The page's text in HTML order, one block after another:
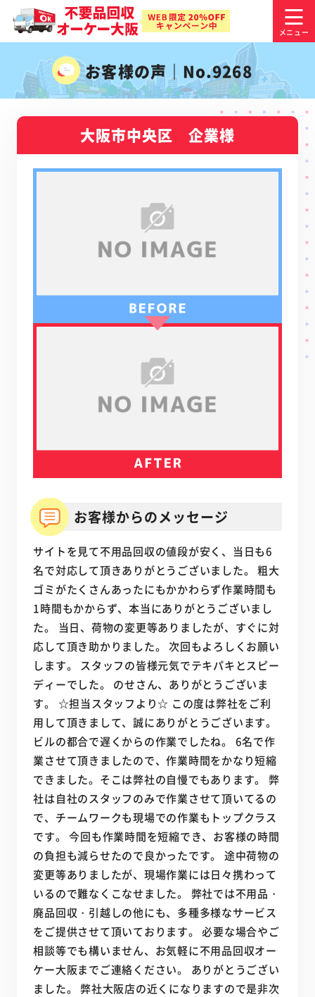
お客様の声｜No.9268
大阪市中央区 企業様
お客様からのメッセージ
サイトを見て不用品回収の値段が安く、当日も6
名で対応して頂きありがとうございました。 粗大
ゴミがたくさんあったにもかかわらず作業時間も
1時間もかからず、本当にありがとうございまし
た。 当日、荷物の変更等ありましたが、すぐに対
応して頂き助かりました。 次回もよろしくお願い
します。 スタッフの皆様元気でテキパキとスピー
ディーでした。 のせさん、ありがとうございま
す。 ☆担当スタッフより☆ この度は弊社をご利
用して頂きまして、誠にありがとうございます。
ビルの都合で遅くからの作業でしたね。 6名で作
業させて頂きましたので、作業時間をかなり短縮
できました。そこは弊社の自慢でもあります。 弊
社は自社のスタッフのみで作業させて頂いてるの
で、チームワークも現場での作業もトップクラス
です。 今回も作業時間を短縮でき、お客様の時間
の負担も減らせたので良かったです。 途中荷物の
変更等ありましたが、現場作業には日々携わって
いるので難なくこなせました。 弊社では不用品・
廃品回収・引越しの他にも、多種多様なサービス
をご提供させて頂いております。 必要な場合やご
相談等でも構いません、お気軽に不用品回収オー
ケー大阪までご連絡ください。 ありがとうござい
ました。 弊社大阪店の近くになりますので是非次